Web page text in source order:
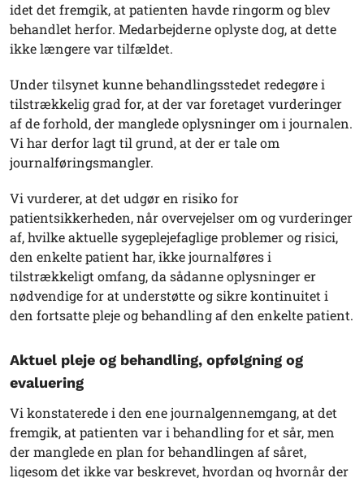
idet det fremgik, at patienten havde ringorm og blev
behandlet herfor. Medarbejderne oplyste dog, at dette
ikke længere var tilfældet.
Under tilsynet kunne behandlingsstedet redegøre i
tilstrækkelig grad for, at der var foretaget vurderinger
af de forhold, der manglede oplysninger om i journalen.
Vi har derfor lagt til grund, at der er tale om
journalføringsmangler.
Vi vurderer, at det udgør en risiko for
patientsikkerheden, når overvejelser om og vurderinger
af, hvilke aktuelle sygeplejefaglige problemer og risici,
den enkelte patient har, ikke journalføres i
tilstrækkeligt omfang, da sådanne oplysninger er
nødvendige for at understøtte og sikre kontinuitet i
den fortsatte pleje og behandling af den enkelte patient.
Aktuel pleje og behandling, opfølgning og
evaluering
Vi konstaterede i den ene journalgennemgang, at det
fremgik, at patienten var i behandling for et sår, men
der manglede en plan for behandlingen af såret,
ligesom det ikke var beskrevet, hvordan og hvornår der